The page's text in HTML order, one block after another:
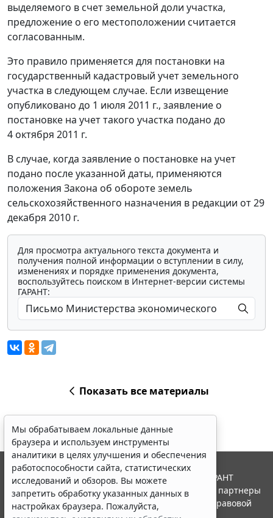
выделяемого в счет земельной доли участка,
предложение о его местоположении считается
согласованным.
Это правило применяется для постановки на
государственный кадастровый учет земельного
участка в следующем случае. Если извещение
опубликовано до 1 июля 2011 г., заявление о
постановке на учет такого участка подано до
4 октября 2011 г.
В случае, когда заявление о постановке на учет
подано после указанной даты, применяются
положения Закона об обороте земель
сельскохозяйственного назначения в редакции от 29
декабря 2010 г.
Для просмотра актуального текста документа и
получения полной информации о вступлении в силу,
изменениях и порядке применения документа,
воспользуйтесь поиском в Интернет-версии системы
ГАРАНТ:
Показать все материалы
Мы обрабатываем локальные данные
браузера и используем инструменты
аналитики в целях улучшения и обеспечения
работоспособности сайта, статистических
исследований и обзоров. Вы можете
запретить обработку указанных данных в
настройках браузера. Пожалуйста,
© ООО "НПП "ГАРАНТ-СЕРВИС", 2026. Система ГАРАНТ
выпускается с 1990 года. Компания "Гарант" и ее партнеры
являются участниками Российской ассоциации правовой